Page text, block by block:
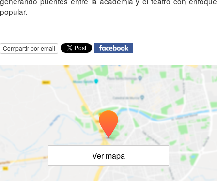
popular.
Compartir por email
Ver mapa